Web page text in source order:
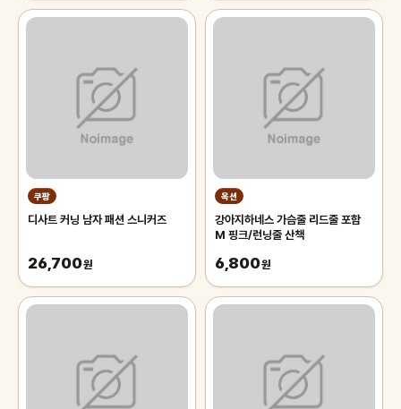
쿠팡
디사트 커닝 남자 패션 스니커즈
26,700원
옥션
강아지하네스 가슴줄 리드줄 포함
M 핑크/런닝줄 산책
6,800원